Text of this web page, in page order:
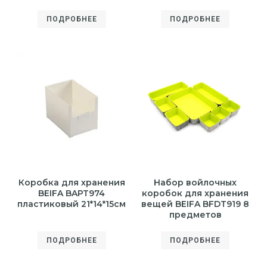
ПОДРОБНЕЕ ПОДРОБНЕЕ
Коробка для хранения
BEIFA BAPT974
пластиковый 21*14*15см
ПОДРОБНЕЕ
Набор войлочных
коробок для хранения
вещей BEIFA BFDT919 8
предметов
ПОДРОБНЕЕ